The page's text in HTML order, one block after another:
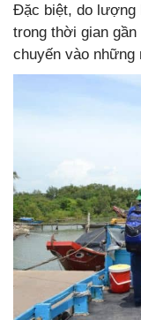
Đặc biệt, do lượng
trong thời gian
chuyến vào những